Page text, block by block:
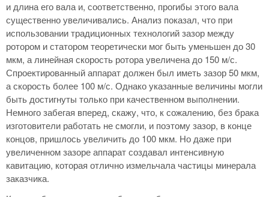
и длина его вала и, соответственно, прогибы этого вала
существенно увеличивались. Анализ показал, что при
использовании традиционных технологий зазор между
ротором и статором теоретически мог быть уменьшен до 30
мкм, а линейная скорость ротора увеличена до 150 м/с.
Спроектированный аппарат должен был иметь зазор 50 мкм,
а скорость более 100 м/с. Однако указанные величины могли
быть достигнуты только при качественном выполнении.
Немного забегая вперед, скажу, что, к сожалению, без брака
изготовители работать не смогли, и поэтому зазор, в конце
концов, пришлось увеличить до 100 мкм. Но даже при
увеличенном зазоре аппарат создавал интенсивную
кавитацию, которая отлично измельчала частицы минерала
заказчика.